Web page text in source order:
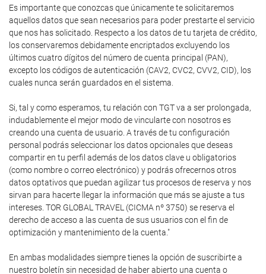
Es importante que conozcas que únicamente te solicitaremos
aquellos datos que sean necesarios para poder prestarte el servicio
que nos has solicitado. Respecto a los datos de tu tarjeta de crédito,
los conservaremos debidamente encriptados excluyendo los
últimos cuatro dígitos del número de cuenta principal (PAN),
excepto los códigos de autenticación (CAV2, CVC2, CVV2, CID), los
cuales nunca serán guardados en el sistema.
Si, tal y como esperamos, tu relación con TGT va a ser prolongada,
indudablemente el mejor modo de vincularte con nosotros es
creando una cuenta de usuario. A través de tu configuración
personal podrás seleccionar los datos opcionales que deseas
compartir en tu perfil además de los datos clave u obligatorios
(como nombre o correo electrónico) y podrás ofrecernos otros
datos optativos que puedan agilizar tus procesos de reserva y nos
sirvan para hacerte llegar la información que más se ajuste a tus
intereses. TOR GLOBAL TRAVEL (CICMA nº 3750) se reserva el
derecho de acceso a las cuenta de sus usuarios con el fin de
optimización y mantenimiento de la cuenta."
En ambas modalidades siempre tienes la opción de suscribirte a
nuestro boletín sin necesidad de haber abierto una cuenta o